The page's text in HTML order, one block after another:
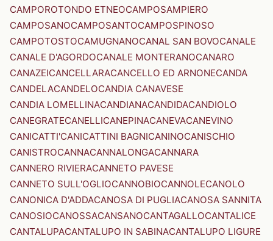
CAMPOROTONDO ETNEOCAMPOSAMPIERO
CAMPOSANOCAMPOSANTOCAMPOSPINOSO
CAMPOTOSTOCAMUGNANOCANAL SAN BOVOCANALE
CANALE D'AGORDOCANALE MONTERANOCANARO
CANAZEICANCELLARACANCELLO ED ARNONECANDA
CANDELACANDELOCANDIA CANAVESE
CANDIA LOMELLINACANDIANACANDIDACANDIOLO
CANEGRATECANELLICANEPINACANEVACANEVINO
CANICATTI'CANICATTINI BAGNICANINOCANISCHIO
CANISTROCANNACANNALONGACANNARA
CANNERO RIVIERACANNETO PAVESE
CANNETO SULL'OGLIOCANNOBIOCANNOLECANOLO
CANONICA D'ADDACANOSA DI PUGLIACANOSA SANNITA
CANOSIOCANOSSACANSANOCANTAGALLOCANTALICE
CANTALUPACANTALUPO IN SABINACANTALUPO LIGURE